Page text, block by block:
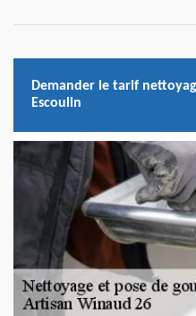
Demander le tarif
Escoulin